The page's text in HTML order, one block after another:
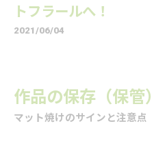
トフラールへ！
2021/06/04
作品の保存（保
マット焼けのサインと注意点